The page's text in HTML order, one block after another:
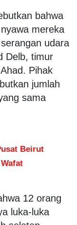
bahwa
mereka
udara
Delb, timur
Pihak
jumlah
sama
Beirut
12 orang
luka-luka